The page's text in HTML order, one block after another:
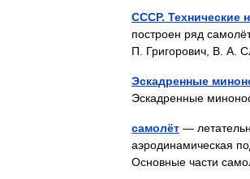
СССР. Технические
построен ряд
П. Григорович, В. А.
Эскадренные
Эскадренные
самолёт —
аэродинамическая
Основные части